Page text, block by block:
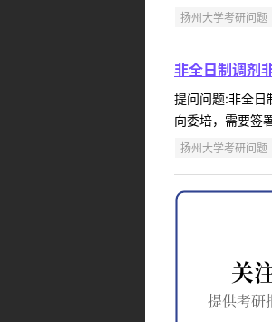
扬州大学考研问题
非全日制调剂
提问问题:非全
向委培，需要签
扬州大学考研问题